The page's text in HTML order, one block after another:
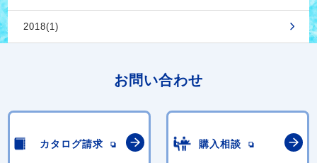
2018(1)
お問い合わせ
カタログ請求 購入相談